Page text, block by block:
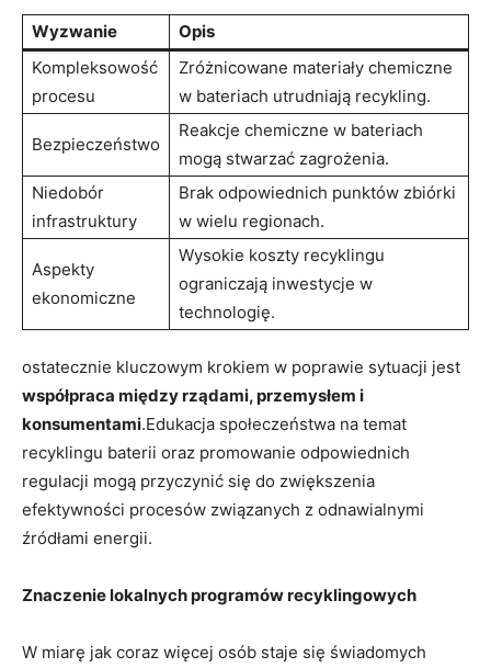
Wyzwanie
Opis
Kompleksowość
procesu
Zróżnicowane materiały chemiczne
w ⁤bateriach utrudniają recykling.
Bezpieczeństwo
Reakcje chemiczne w bateriach
mogą stwarzać‌ zagrożenia.
Niedobór
infrastruktury
Brak odpowiednich punktów zbiórki
w wielu regionach.
Aspekty
ekonomiczne
Wysokie koszty recyklingu
ograniczają ‌inwestycje w
technologię.
ostatecznie kluczowym krokiem w poprawie sytuacji jest
współpraca między rządami, przemysłem i
konsumentami.Edukacja społeczeństwa na temat
recyklingu ​baterii oraz ⁣promowanie odpowiednich
regulacji mogą przyczynić się ‌do zwiększenia
efektywności procesów związanych z⁢ odnawialnymi
źródłami ​energii.
Znaczenie lokalnych ⁣programów recyklingowych
W miarę jak ⁢coraz więcej osób staje się świadomych